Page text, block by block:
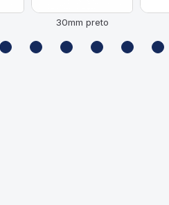
30mm preto